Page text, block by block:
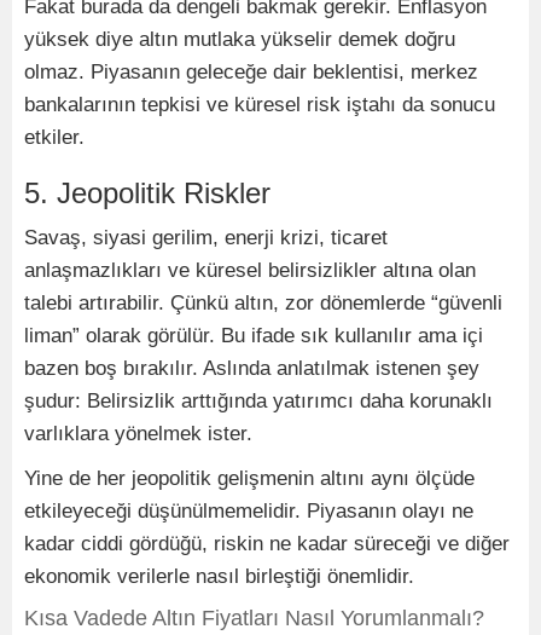
Fakat burada da dengeli bakmak gerekir. Enflasyon
yüksek diye altın mutlaka yükselir demek doğru
olmaz. Piyasanın geleceğe dair beklentisi, merkez
bankalarının tepkisi ve küresel risk iştahı da sonucu
etkiler.
5. Jeopolitik Riskler
Savaş, siyasi gerilim, enerji krizi, ticaret
anlaşmazlıkları ve küresel belirsizlikler altına olan
talebi artırabilir. Çünkü altın, zor dönemlerde “güvenli
liman” olarak görülür. Bu ifade sık kullanılır ama içi
bazen boş bırakılır. Aslında anlatılmak istenen şey
şudur: Belirsizlik arttığında yatırımcı daha korunaklı
varlıklara yönelmek ister.
Yine de her jeopolitik gelişmenin altını aynı ölçüde
etkileyeceği düşünülmemelidir. Piyasanın olayı ne
kadar ciddi gördüğü, riskin ne kadar süreceği ve diğer
ekonomik verilerle nasıl birleştiği önemlidir.
Kısa Vadede Altın Fiyatları Nasıl Yorumlanmalı?